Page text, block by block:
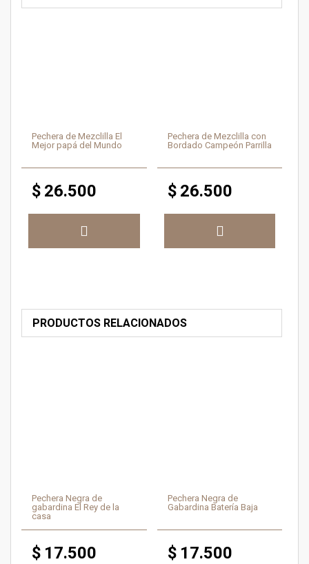
Pechera de Mezclilla El
Mejor papá del Mundo
$ 26.500
Pechera de Mezclilla con
Bordado Campeón Parrilla
$ 26.500
PRODUCTOS RELACIONADOS
Pechera Negra de
gabardina El Rey de la
casa
$ 17.500
Pechera Negra de
Gabardina Batería Baja
$ 17.500